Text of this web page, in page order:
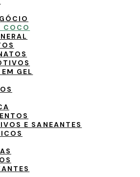
COCO
GEL
E SANEANTES